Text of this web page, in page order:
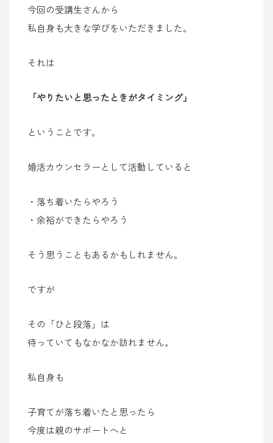
今回の受講生さんから
私自身も大きな学びをいただきました。
それは
「やりたいと思ったときがタイミング」
ということです。
婚活カウンセラーとして活動していると
・落ち着いたらやろう
・余裕ができたらやろう
そう思うこともあるかもしれません。
ですが
その「ひと段落」は
待っていてもなかなか訪れません。
私自身も
子育てが落ち着いたと思ったら
今度は親のサポートへと